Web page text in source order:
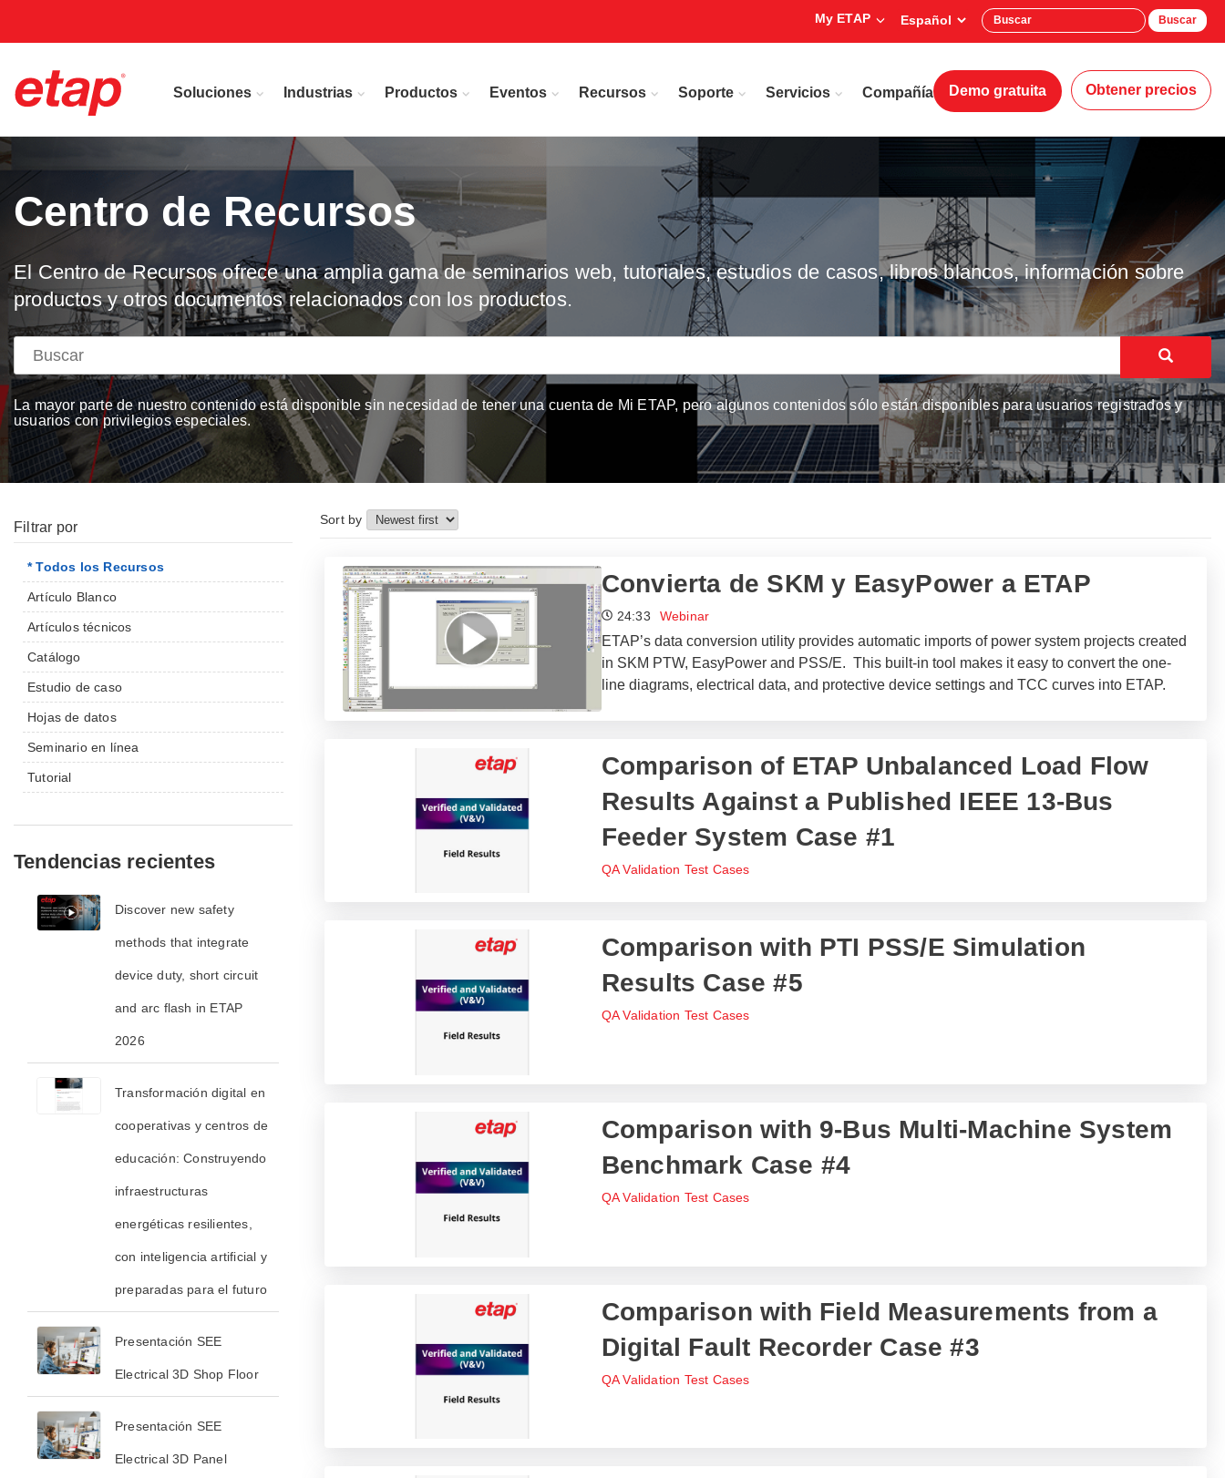
My ETAP Buscar
Soluciones Industrias Productos Eventos Recursos Soporte Servicios Compañía Demo gratuita Obtener precios
Centro de Recursos
El Centro de Recursos ofrece una amplia gama de seminarios web, tutoriales, estudios de casos, libros blancos, información sobre
productos y otros documentos relacionados con los productos.
La mayor parte de nuestro contenido está disponible sin necesidad de tener una cuenta de Mi ETAP, pero algunos contenidos sólo están disponibles para usuarios registrados y
usuarios con privilegios especiales.
Filtrar por
* Todos los Recursos
Artículo Blanco
Artículos técnicos
Catálogo
Estudio de caso
Hojas de datos
Seminario en línea
Tutorial
Tendencias recientes
​​Discover new safety
methods that integrate
device duty, short circuit
and arc flash in ETAP
2026​
Transformación digital en
cooperativas y centros de
educación: Construyendo
infraestructuras
energéticas resilientes,
con inteligencia artificial y
preparadas para el futuro
Presentación SEE
Electrical 3D Shop Floor
Presentación SEE
Electrical 3D Panel
Sort by
Convierta de SKM y EasyPower a ETAP
24:33 Webinar
ETAP’s data conversion utility provides automatic imports of power system projects created
in SKM PTW, EasyPower and PSS/E. This built-in tool makes it easy to convert the one-
line diagrams, electrical data, and protective device settings and TCC curves into ETAP.
Comparison of ETAP Unbalanced Load Flow
Results Against a Published IEEE 13-Bus
Feeder System Case #1
QA Validation Test Cases
Comparison with PTI PSS/E Simulation
Results Case #5
QA Validation Test Cases
Comparison with 9-Bus Multi-Machine System
Benchmark Case #4
QA Validation Test Cases
Comparison with Field Measurements from a
Digital Fault Recorder Case #3
QA Validation Test Cases